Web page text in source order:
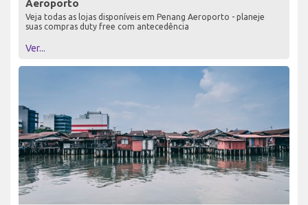
Aeroporto
Veja todas as lojas disponíveis em Penang Aeroporto - planeje
suas compras duty free com antecedência
Ver...